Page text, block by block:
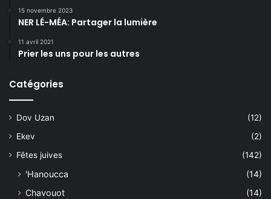
15 novembre 2023
NER LÉ-MÉA: Partager la lumière
11 avril 2021
Prier les uns pour les autres
Catégories
Dov Uzan
(12)
Ekev
(2)
Fêtes juives
(142)
'Hanoucca
(14)
Chavouot
(14)